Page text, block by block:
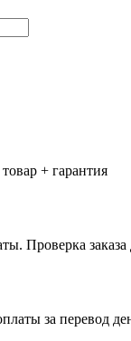
+ гарантия
Проверка
за перевод